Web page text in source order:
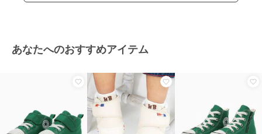
あなたへのおすすめアイテム